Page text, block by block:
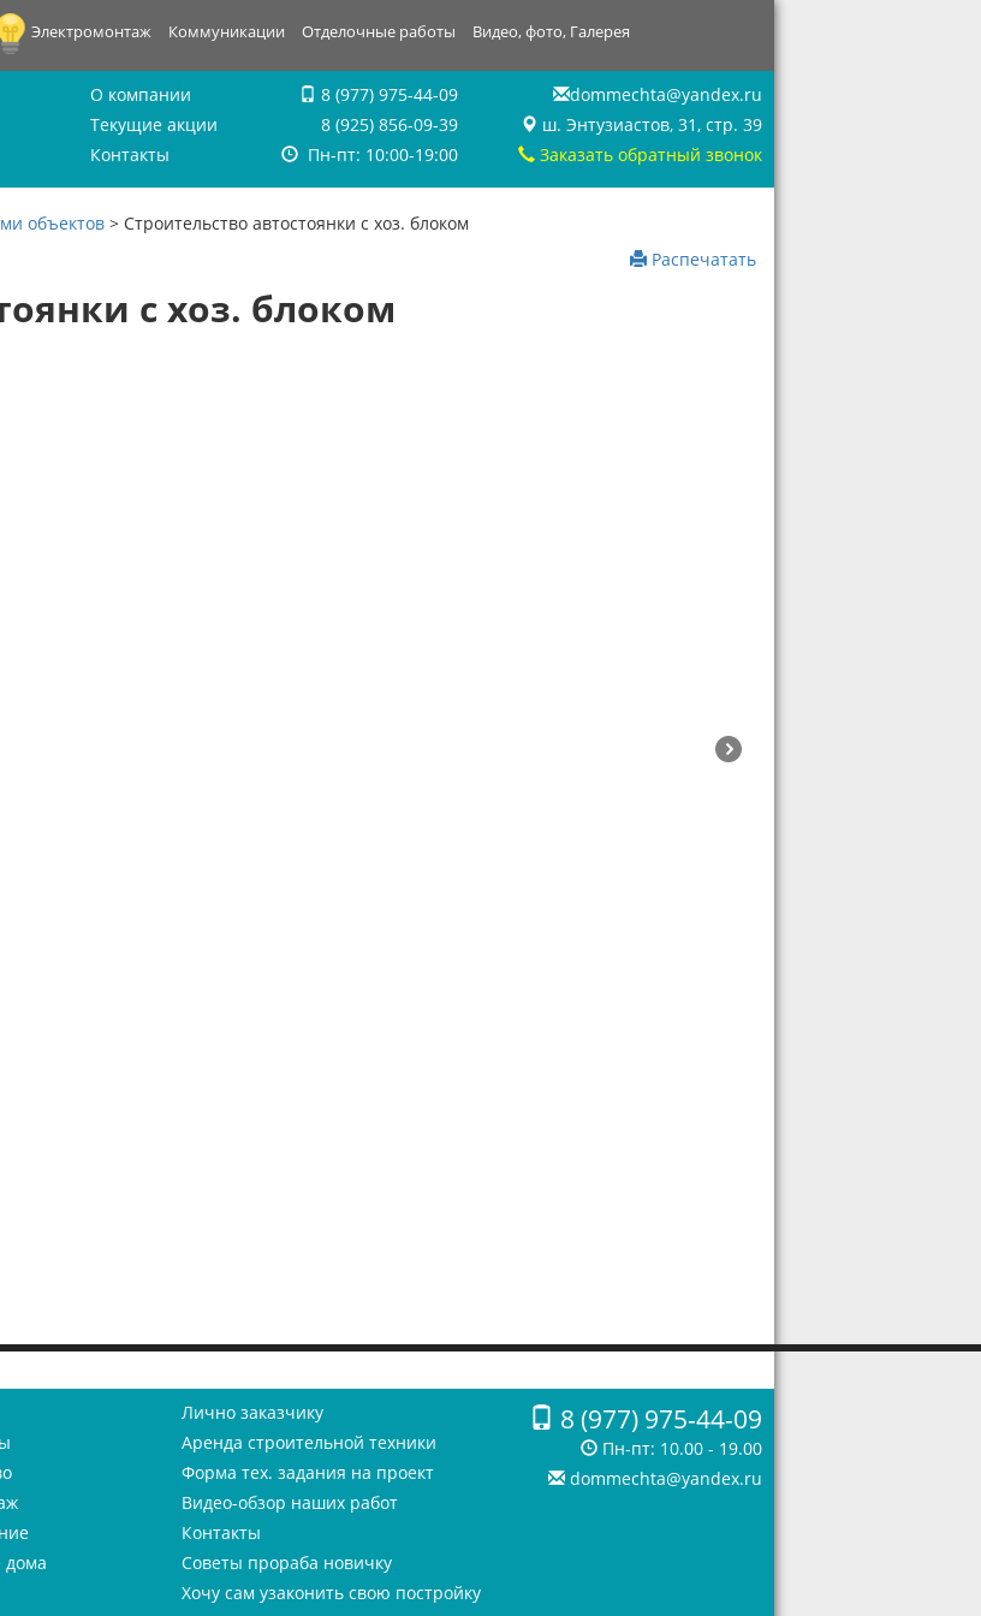
Электромонтаж Коммуникации Отделочные работы Видео, фото, Галерея
О компании
Текущие акции
Контакты
8 (977) 975-44-09
8 (925) 856-09-39
Пн-пт: 10:00-19:00
dommechta@yandex.ru
ш. Энтузиастов, 31, стр. 39
Заказать обратный звонок
объектов > Строительство автостоянки с хоз. блоком
Распечатать
с хоз. блоком
дома
Лично заказчику
Аренда строительной техники
Форма тех. задания на проект
Видео-обзор наших работ
Контакты
Советы прораба новичку
Хочу сам узаконить свою постройку
8 (977) 975-44-09
Пн-пт: 10.00 - 19.00
dommechta@yandex.ru